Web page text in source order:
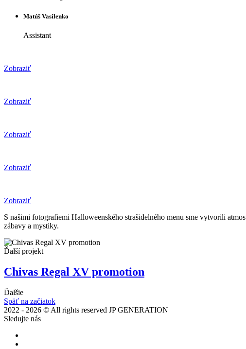
Matúš Vasilenko
Assistant
Zobraziť
Zobraziť
Zobraziť
Zobraziť
Zobraziť
S našimi fotografiemi Halloweenského strašidelného menu sme vytvorili
zábavy a mystiky.
Ďalší projekt
Chivas Regal XV promotion
Ďalšie
Späť na začiatok
2022 - 2026 © All rights reserved JP GENERATION
Sledujte nás